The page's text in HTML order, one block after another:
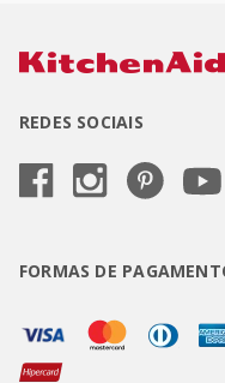
REDES SOCIAIS
FORMAS DE